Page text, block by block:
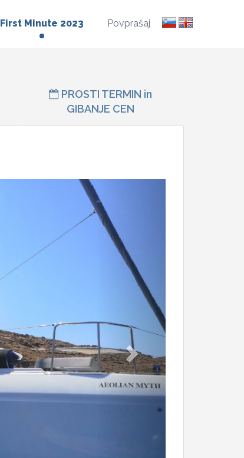
First Minute 2023 Povprašaj
PROSTI TERMIN in
GIBANJE CEN